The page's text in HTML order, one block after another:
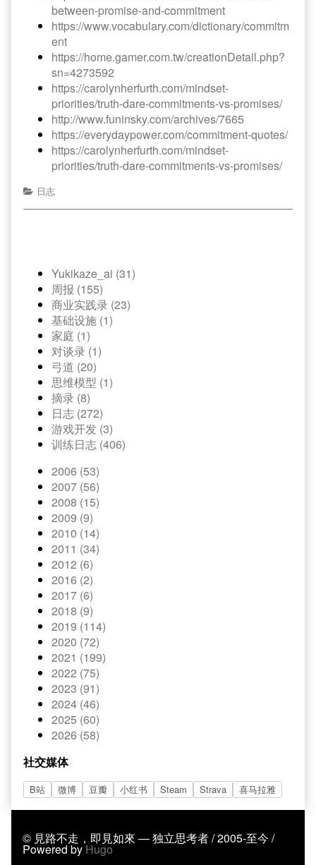
between-promise-and-commitment
https://www.vocabulary.com/dictionary/commitm
ent
https://home.gamer.com.tw/creationDetail.php?
sn=4273592
https://carolynherfurth.com/mindset-
priorities/truth-dare-commitments-vs-promises/
http://www.funinsky.com/archives/7665
https://everydaypower.com/commitment-quotes/
https://carolynherfurth.com/mindset-
priorities/truth-dare-commitments-vs-promises/
日志
Yukikaze_ai (31)
周报 (155)
商业实践录 (23)
基础设施 (1)
家庭 (1)
对谈录 (1)
弓道 (20)
思维模型 (1)
摘录 (8)
日志 (272)
游戏开发 (3)
训练日志 (406)
2006 (53)
2007 (56)
2008 (15)
2009 (9)
2010 (14)
2011 (34)
2012 (6)
2016 (2)
2017 (6)
2018 (9)
2019 (114)
2020 (72)
2021 (199)
2022 (75)
2023 (91)
2024 (46)
2025 (60)
2026 (58)
社交媒体
B站 微博 豆瓣 小红书 Steam Strava 喜马拉雅
© 見路不走，即見如來 — 独立思考者 / 2005-至今 /
Powered byHugo